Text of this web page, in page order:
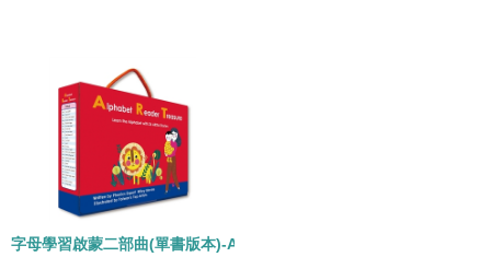
字母學習啟蒙二部曲(單書版本)-ALPHABET READER TREASURE /